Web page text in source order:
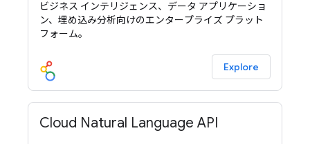
ビジネス インテリジェンス、データ アプリケーショ
ン、埋め込み分析向けのエンタープライズ プラット
フォーム。
Explore
Cloud Natural Language API